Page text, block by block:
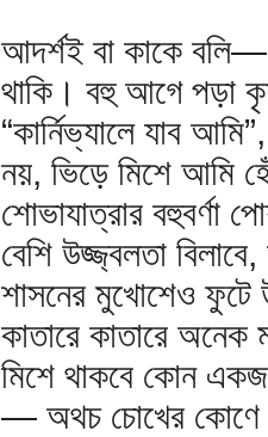
আদর্শই বা কাকে
থাকি। বহু আগে পড়া
“কার্নিভ্যালে যাব
নয়, ভিড়ে মিশে আমি
শোভাযাত্রার বহুবর্ণা
বেশি উজ্জ্বলতা
শাসনের মুখোশেও ফুটে
কাতারে কাতারে
মিশে থাকবে কোন
— অথচ চোখের কোণে